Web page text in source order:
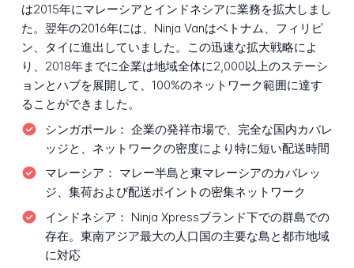
は2015年にマレーシアとインドネシアに業務を拡大しまし
た。翌年の2016年には、Ninja Vanはベトナム、フィリピ
ン、タイに進出していました。この迅速な拡大戦略によ
り、2018年までに企業は地域全体に2,000以上のステーシ
ョンとハブを展開して、100%のネットワーク範囲に達す
ることができました。
シンガポール： 企業の発祥市場で、完全な国内カバレ
ッジと、ネットワークの密度により特に短い配送時間
マレーシア： マレー半島と東マレーシアのカバレッ
ジ、集荷および配送ポイントの密集ネットワーク
インドネシア： Ninja Xpressブランド下での群島での
存在。東南アジア最大の人口国の主要な島と都市地域
に対応